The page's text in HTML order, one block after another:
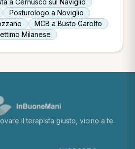
a Cernusco sul Naviglio
Posturologo a Noviglio
MCB a Busto Garolfo
Milanese
il terapista giusto, vicino a te.